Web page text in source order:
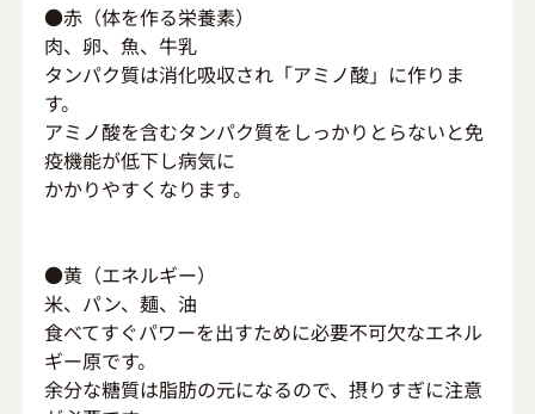
●赤（体を作る栄養素）
肉、卵、魚、牛乳
タンパク質は消化吸収され「アミノ酸」に作りま
す。
アミノ酸を含むタンパク質をしっかりとらないと免
疫機能が低下し病気に
かかりやすくなります。
●黄（エネルギー）
米、パン、麺、油
食べてすぐパワーを出すために必要不可欠なエネル
ギー原です。
余分な糖質は脂肪の元になるので、摂りすぎに注意